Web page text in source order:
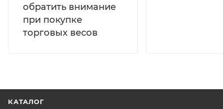
обратить внимание
при покупке
торговых весов
КАТАЛОГ